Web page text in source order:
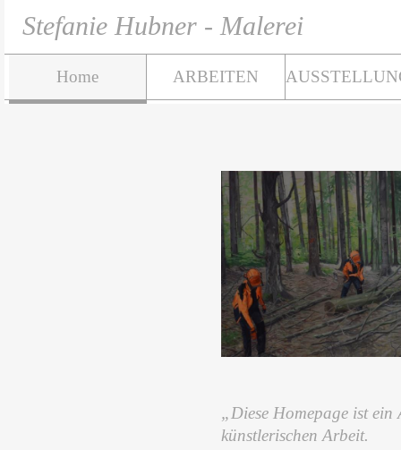
Stefanie Hubner - Malerei
Home ARBEITEN
„Diese Homepage ist
künstlerischen Arbeit.